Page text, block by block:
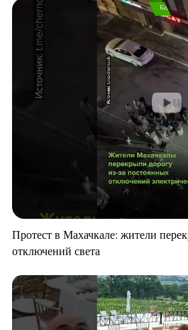
Протест в Махачкале: жители
отключений света